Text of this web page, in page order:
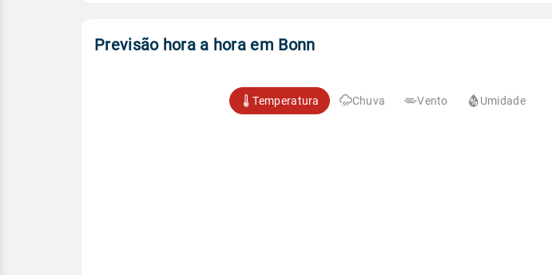
Previsão hora a hora em Bonn
Temperatura Chuva Vento Umidade